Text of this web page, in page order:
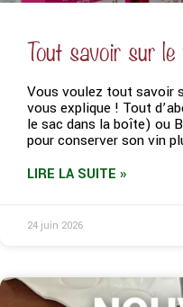
Tout savoir sur
Vous voulez tout savoir
vous explique ! Tout
le sac dans la boîte) ou
pour conserver son vin
LIRE LA SUITE »
24 juin 2026